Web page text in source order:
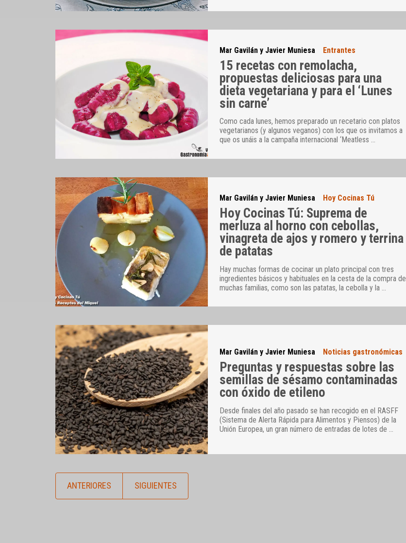
Mar Gavilán y Javier Muniesa Entrantes
15 recetas con remolacha,
propuestas deliciosas para una
dieta vegetariana y para el ‘Lunes
sin carne’
Como cada lunes, hemos preparado un recetario con platos
vegetarianos (y algunos veganos) con los que os invitamos a
que os unáis a la campaña internacional ‘Meatless …
Mar Gavilán y Javier Muniesa Hoy Cocinas Tú
Hoy Cocinas Tú: Suprema de
merluza al horno con cebollas,
vinagreta de ajos y romero y terrina
de patatas
Hay muchas formas de cocinar un plato principal con tres
ingredientes básicos y habituales en la cesta de la compra de
muchas familias, como son las patatas, la cebolla y la
Mar Gavilán y Javier Muniesa Noticias gastronómicas
Preguntas y respuestas sobre las
semillas de sésamo contaminadas
con óxido de etileno
Desde finales del año pasado se han recogido en el RASFF
(Sistema de Alerta Rápida para Alimentos y Piensos) de la
Unión Europea, un gran número de entradas de lotes de
ANTERIORES SIGUIENTES